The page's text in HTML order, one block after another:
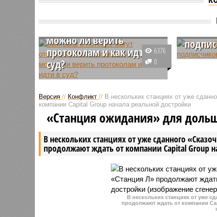
Выигрыш в лотерее
опереться при сбое,
можно ли верить
протоколам и как идти в
суд?
Выигрыш в лотерее могут
сбое, можно ли верить
протоколам и как идти в суд?
6376
0
Как
Есть те,
бы,
Версия // Конфликт // В нескольких станциях от уже
компании Capital Group начала реальной достройки
В нескольких станциях от уже сданного
продолжают ждать от компании Capital Group
«Станция ожидания» для
В нескольких станциях от уже
продолжают ждать от компании